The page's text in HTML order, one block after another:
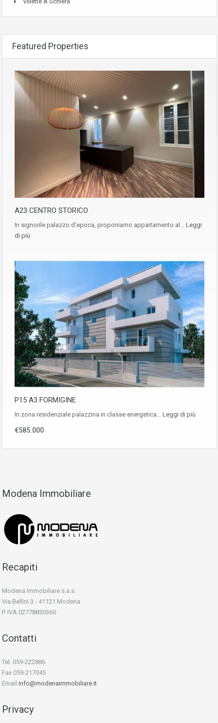
Featured Properties
A23 CENTRO STORICO
In signorile palazzo d’epoca, proponiamo appartamento al… Leggi
di più
P15 A3 FORMIGINE
In zona residenziale palazzina in classe energetica… Leggi di più
€585.000
Modena Immobiliare
Recapiti
Modena Immobiliare s.a.s.
Via Bellini 3 - 41121 Modena
P. IVA 02778830360
Contatti
Tel. 059-222886
Fax 059-217045
Email info@modenaimmobiliare.it
Privacy